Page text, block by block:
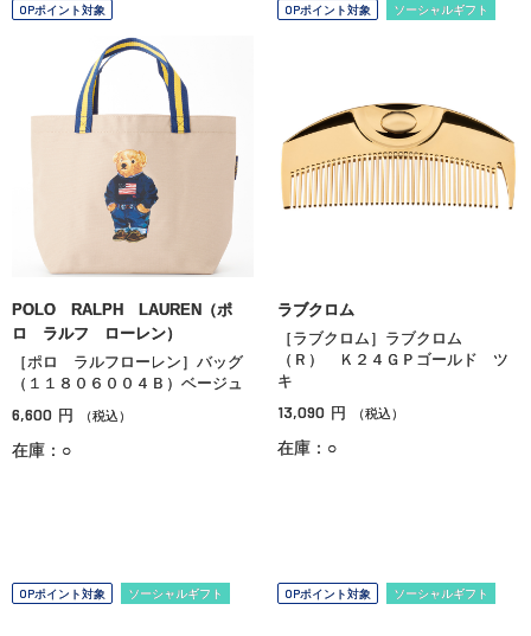
OPポイント対象
POLO RALPH LAUREN（ポ
ロ ラルフ ローレン）
［ポロ ラルフローレン］バッグ
（１１８０６００４Ｂ）ベージュ
6,600 円 （税込）
在庫：○
OPポイント対象 ソーシャルギフト
ラブクロム
［ラブクロム］ラブクロム
（Ｒ） Ｋ２４ＧＰゴールド ツ
キ
13,090 円 （税込）
在庫：○
OPポイント対象 ソーシャルギフト OPポイント対象 ソーシャルギフト